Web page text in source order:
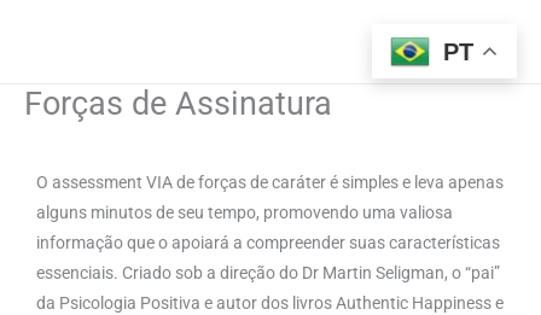
conteúdo
Forças de Assinatura
O assessment VIA de forças de caráter é simples e leva apenas
alguns minutos de seu tempo, promovendo uma valiosa
informação que o apoiará a compreender suas características
essenciais. Criado sob a direção do Dr Martin Seligman, o “pai”
da Psicologia Positiva e autor dos livros Authentic Happiness e
PT